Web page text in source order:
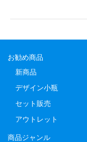
お勧め商品
新商品
デザイン小瓶
セット販売
アウトレット
商品ジャンル